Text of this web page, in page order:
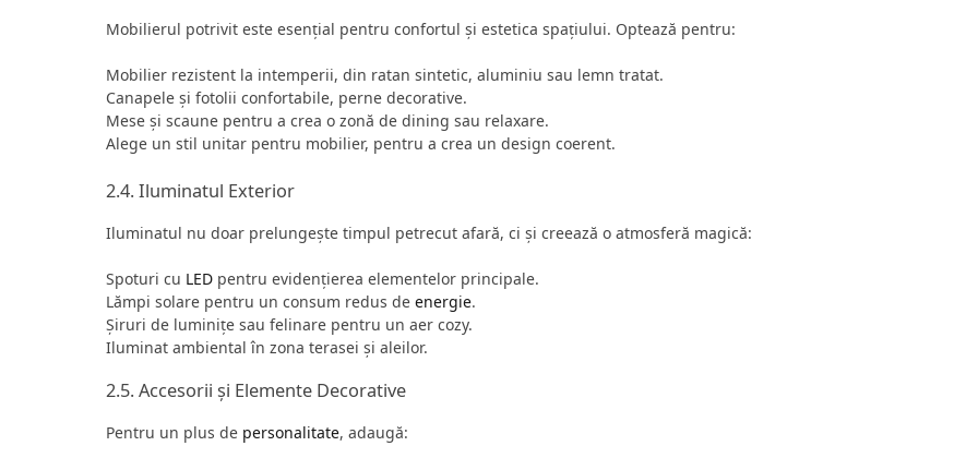
Mobilierul potrivit este esențial pentru confortul și estetica spațiului. Optează pentru:
Mobilier rezistent la intemperii, din ratan sintetic, aluminiu sau lemn tratat.
Canapele și fotolii confortabile, perne decorative.
Mese și scaune pentru a crea o zonă de dining sau relaxare.
Alege un stil unitar pentru mobilier, pentru a crea un design coerent.
2.4. Iluminatul Exterior
Iluminatul nu doar prelungește timpul petrecut afară, ci și creează o atmosferă magică:
Spoturi cu LED pentru evidențierea elementelor principale.
Lămpi solare pentru un consum redus de energie.
Șiruri de luminițe sau felinare pentru un aer cozy.
Iluminat ambiental în zona terasei și aleilor.
2.5. Accesorii și Elemente Decorative
Pentru un plus de personalitate, adaugă: